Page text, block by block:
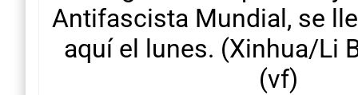
Antifascista Mundial, se
aquí el lunes. (Xinhua/Li
(vf)